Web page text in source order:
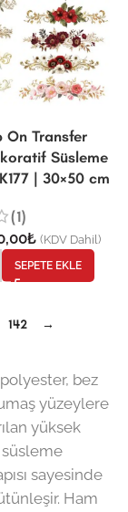
On Transfer
Süsleme
| 30×50 cm
(1)
₺ (KDV Dahil)
SEPETE EKLE
142 →
bez
yüzeylere
yüksek
süsleme
sayesinde
Ham